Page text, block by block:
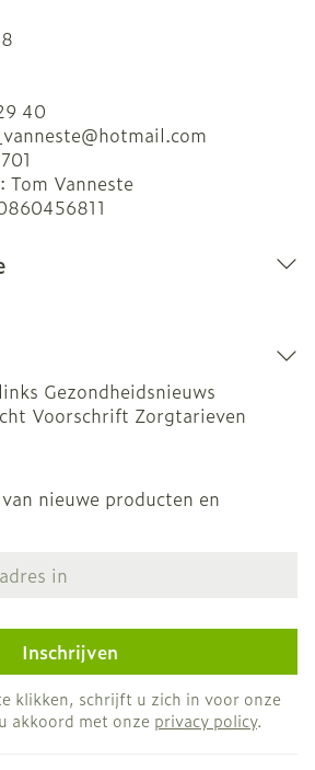
40
hotmail.com
Tom Vanneste
Gezondheidsnieuws
Voorschrift Zorgtarieven
nieuwe producten en
Inschrijven
klikken, schrijft u zich in voor onze
akkoord met onze privacy policy.